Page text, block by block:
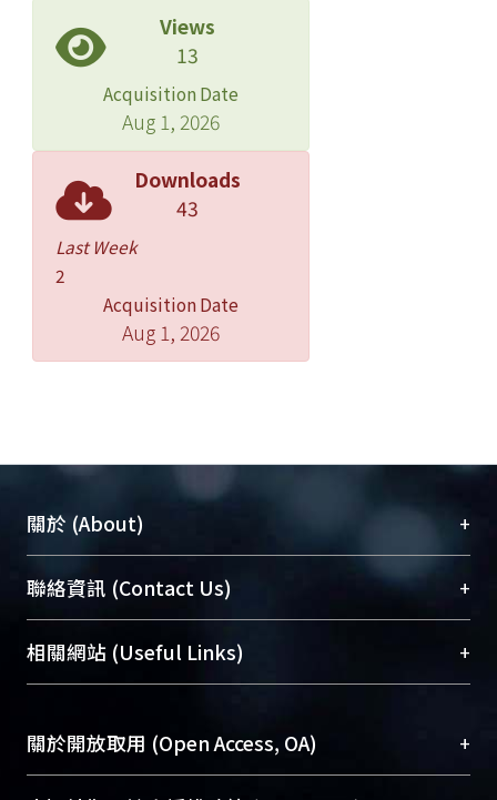
Views
13
Acquisition Date
Aug 1, 2026
Downloads
43
Last Week
2
Acquisition Date
Aug 1, 2026
關於 (About) +
臺大位居世界頂尖大學之列，為永久珍藏及向國際
展現本校豐碩的研究成果及學術能量，圖書館整合
機構典藏（NTUR）與學術庫（AH）不同功能平
台，成為臺大學術典藏NTU scholars。期能整合研
成果。
To permanently archive and promote researcher
聯絡資訊 (Contact Us) +
總館學科館員(Main Library)
醫學圖書館學科館員(Medical Library)
Sciences Library)
相關網站 (Useful Links) +
關於開放取用 (Open Access, OA) +